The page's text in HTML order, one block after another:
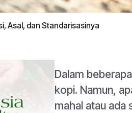
Asal, dan Standarisasinya
Dalam
kopi. Namun,
mahal atau ada